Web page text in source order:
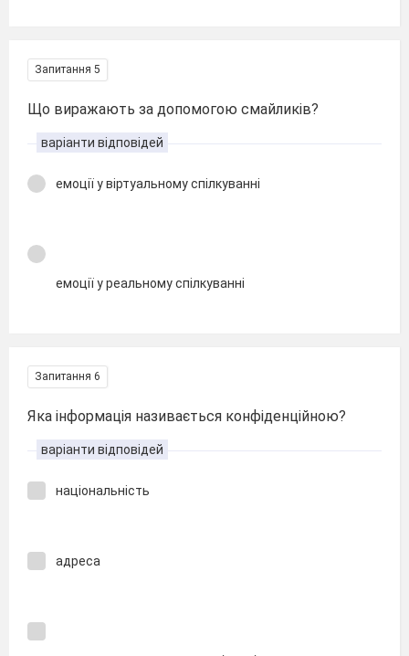
Запитання 5
Що виражають за допомогою смайликів?
варіанти відповідей
емоції у віртуальному спілкуванні
емоції у реальному спілкуванні
Запитання 6
Яка інформація називається конфіденційною?
варіанти відповідей
національність
адреса